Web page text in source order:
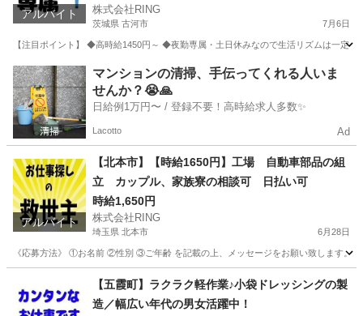
アルバイト 株式会社RING
茨城県 古河市 7月6日
【注目ポイント】 ◆高時給1450円～ ◆夜勤専属・土日休みなので生活リズムは一定
茨城 古河市 工場 栃木 下都賀郡 工場 土日
マンションの清掃、手伝ってくれる人いま
せんか？😭🙏
日給例1万円〜 / 登録不要！高時給求人多数✨
Lacotto Ad
アルバイト
【北本市】【時給1650円】工場 自動車部品の組
立 カップル、家族寮の相談可 日払い可
時給1,650円
株式会社RING
埼玉県 北本市 6月28日
《応募方法》 ①お名前 ②性別 ③ご年齢 を記載の上、メッセージをお願い致します。
工場 時給
【五霞町】ラクラク軽作業♪小袋ドレッシングの製
造／幅広い年代の男女活躍中！